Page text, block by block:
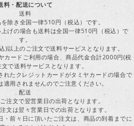
料・配送について
送料
除き全国一律510円（税込）です。
げの場合も送料は全国一律510円（税込）で
す。
)以上のご注文で送料サービスとなります。
カードご利用の場合、商品代金合計2000円(税
で送料サービスとなります。
たクレジットカードがタミヤカードの場合で
適用されませんのでご注意ください。
配送
注文で翌営業日の出荷となります。
文は翌々営業日での出荷となります。
・前々日に頂いたご注文は、商品の到着までに